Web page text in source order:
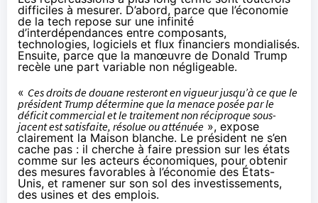
difficiles à mesurer. D’abord, parce que l’économie
de la tech repose sur une infinité
d’interdépendances entre composants,
technologies, logiciels et flux financiers mondialisés.
Ensuite, parce que la manœuvre de Donald Trump
recèle une part variable non négligeable.
« Ces droits de douane resteront en vigueur jusqu’à ce que le
président Trump détermine que la menace posée par le
déficit commercial et le traitement non réciproque sous-
jacent est satisfaite, résolue ou atténuée », expose
clairement la Maison blanche. Le président ne s’en
cache pas : il cherche à faire pression sur les états
comme sur les acteurs économiques, pour obtenir
des mesures favorables à l’économie des États-
Unis, et ramener sur son sol des investissements,
des usines et des emplois.